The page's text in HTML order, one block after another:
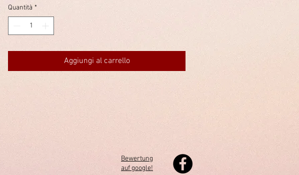
Quantità *
Aggiungi al carrello
Bewertung
auf google!